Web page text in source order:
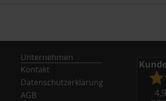
Unternehmen
Kontakt
Datenschutzerklärung
AGB